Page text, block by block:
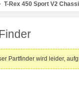
T-Rex 450 Sport V2
Partfinder wird leider,